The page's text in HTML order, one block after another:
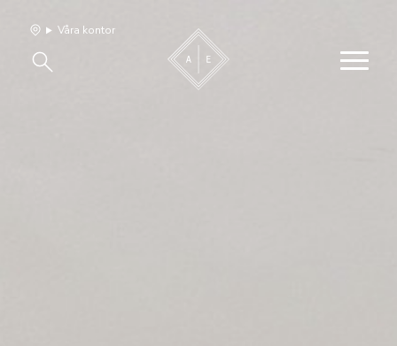
Våra kontor